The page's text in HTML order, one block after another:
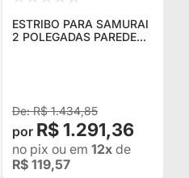
ESTRIBO PARA SAMURAI
2 POLEGADAS PAREDE
R$ 1.434,85
R$ 1.291,36
no pix ou em 12x de
R$ 119,57